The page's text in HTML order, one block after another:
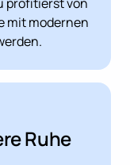
mit modernen
Ruhe